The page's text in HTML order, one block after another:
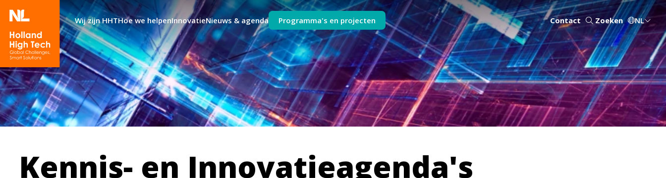
Wij zijn HHTHoe we helpenInnovatieNieuws & agenda Programma's en projecten Contact Zoeken NL
Kennis- en Innovatieagenda's